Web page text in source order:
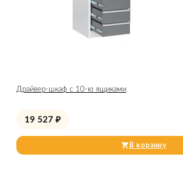
Драйвер-шкаф с 10-ю ящиками
19 527 ₽
В корзину